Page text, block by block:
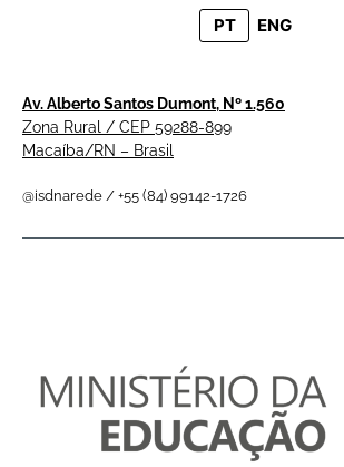
PT ENG
Av. Alberto Santos Dumont, Nº 1.560
Zona Rural / CEP 59288-899
Macaíba/RN – Brasil
@isdnarede / +55 (84) 99142-1726